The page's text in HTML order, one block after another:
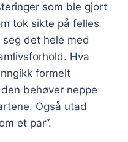
som ble gjort
tok sikte på felles
det hele med
Hva
formelt
behøver neppe
Også utad
et par”.